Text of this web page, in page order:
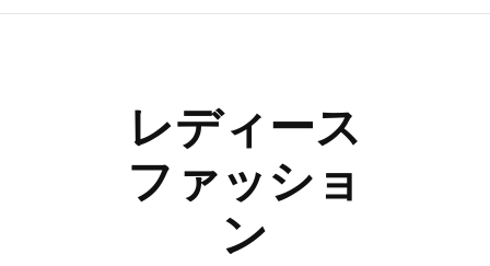
レディース
ファッショ
ン